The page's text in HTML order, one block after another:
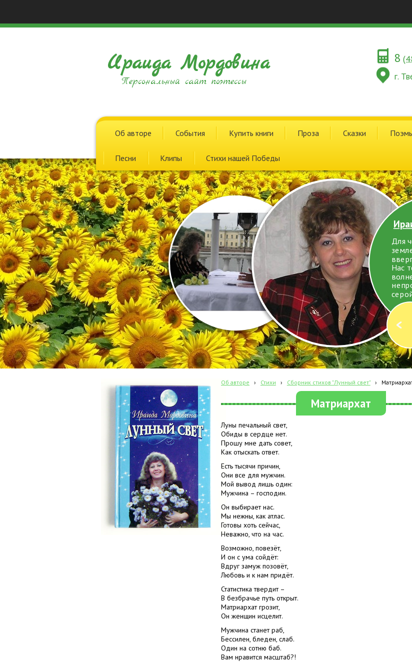
Ираида Мордовина
Персональный сайт поэтессы
8
г.
Об авторе События Купить книги Проза Сказки
Песни Клипы Стихи нашей Победы
Для
Нас
Об авторе › Стихи › Сборник стихов "Лунный свет" ›
Матриархат
Луны печальный свет,
Обиды в сердце нет.
Прошу мне дать совет,
Как отыскать ответ.
Есть тысячи причин,
Они все для мужчин.
Мой вывод лишь один:
Мужчина – господин.
Он выбирает нас.
Мы нежны, как атлас.
Готовы хоть сейчас,
Неважно, что на час.
Возможно, повезёт,
И он с ума сойдёт:
Вдруг замуж позовёт,
Любовь и к нам придёт.
Статистика твердит –
В безбрачье путь открыт.
Матриархат грозит,
Он женщин исцелит.
Мужчина станет раб,
Бессилен, бледен, слаб.
Один на сотню баб.
Вам нравится масштаб?!